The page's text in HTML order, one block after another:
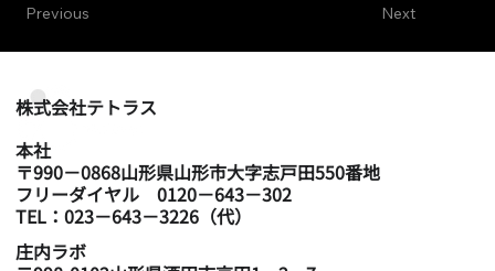
Previous Next
​株式会社テトラス
本社
〒990－0868山形県山形市大字志戸田550番地
フリーダイヤル 0120－643－302
TEL：023－643－3226（代）
庄内ラボ